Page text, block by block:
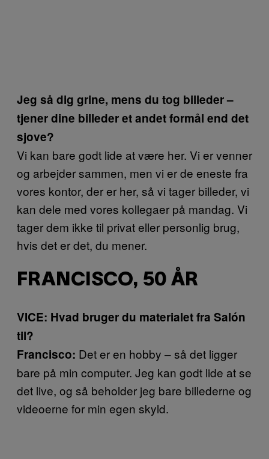
Jeg så dig grine, mens du tog billeder –
tjener dine billeder et andet formål end det
sjove?
Vi kan bare godt lide at være her. Vi er venner
og arbejder sammen, men vi er de eneste fra
vores kontor, der er her, så vi tager billeder, vi
kan dele med vores kollegaer på mandag. Vi
tager dem ikke til privat eller personlig brug,
hvis det er det, du mener.
FRANCISCO, 50 ÅR
VICE: Hvad bruger du materialet fra Salón
til?
Francisco: Det er en hobby – så det ligger
bare på min computer. Jeg kan godt lide at se
det live, og så beholder jeg bare billederne og
videoerne for min egen skyld.